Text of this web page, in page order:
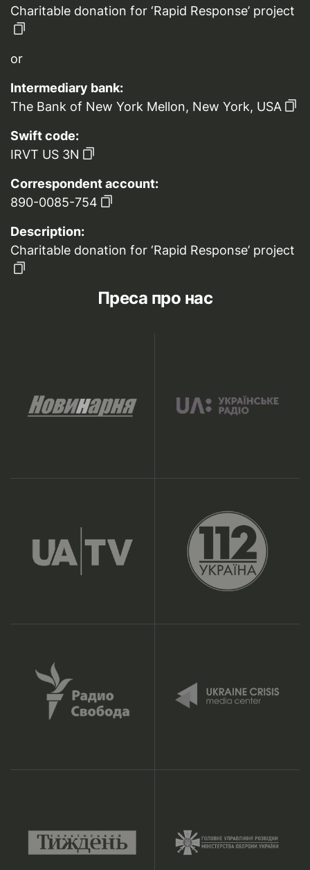
Charitable donation for ‘Rapid Response’ project
or
Intermediary bank:
The Bank of New York Mellon, New York, USA
Swift code:
IRVT US 3N
Correspondent account:
890-0085-754
Description:
Charitable donation for ‘Rapid Response’ project
Преса про нас